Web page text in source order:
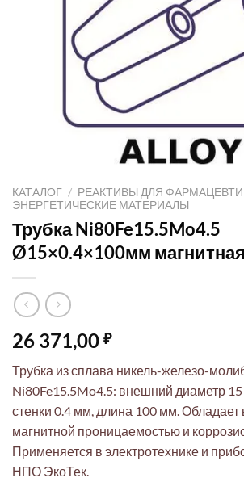
КАТАЛОГ / РЕАКТИВЫ ДЛЯ
ЭНЕРГЕТИЧЕСКИЕ МАТЕРИАЛЫ
Трубка Ni80Fe15.5Mo4.5
Ø15×0.4×100мм
26 371,00 ₽
Трубка из сплава никель-железо-
Ni80Fe15.5Mo4.5: внешний диаметр
стенки 0.4 мм, длина 100 мм. Обладает
магнитной проницаемостью и
Применяется в электротехнике и
НПО ЭкоТек.